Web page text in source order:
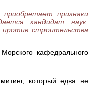
приобретает признаки
кандидат наук,
против строительства
кафедрального
который едва не